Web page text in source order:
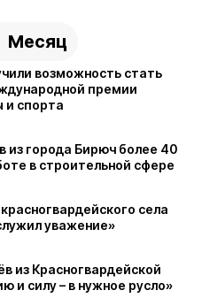
Месяц
возможность стать
премии
и спорта
из города Бирюч более 40
в строительной сфере
села
уважение»
из Красногвардейской
и силу – в нужное русло»